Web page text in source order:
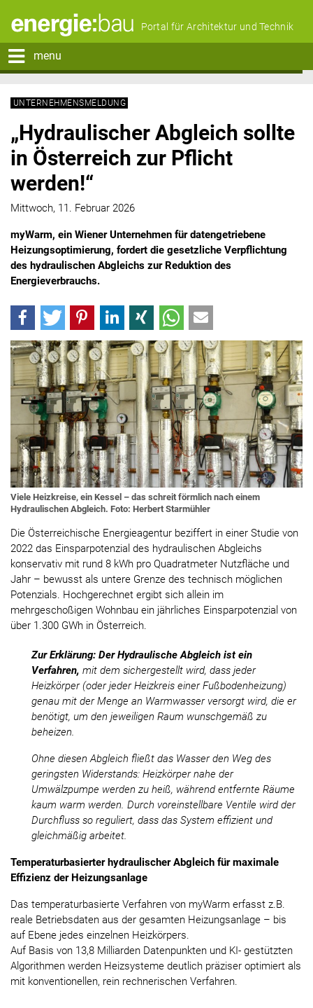
Portal für Architektur und Technik
menu
UNTERNEHMENSMELDUNG
„Hydraulischer Abgleich sollte
in Österreich zur Pflicht
werden!“
Mittwoch, 11. Februar 2026
myWarm, ein Wiener Unternehmen für datengetriebene
Heizungsoptimierung, fordert die gesetzliche Verpflichtung
des hydraulischen Abgleichs zur Reduktion des
Energieverbrauchs.
Viele Heizkreise, ein Kessel – das schreit förmlich nach einem
Hydraulischen Abgleich. Foto: Herbert Starmühler
Die Österreichische Energieagentur beziffert in einer Studie von
2022 das Einsparpotenzial des hydraulischen Abgleichs
konservativ mit rund 8 kWh pro Quadratmeter Nutzfläche und
Jahr – bewusst als untere Grenze des technisch möglichen
Potenzials. Hochgerechnet ergibt sich allein im
mehrgeschoßigen Wohnbau ein jährliches Einsparpotenzial von
über 1.300 GWh in Österreich.
Zur Erklärung: Der Hydraulische Abgleich ist ein
Verfahren, mit dem sichergestellt wird, dass jeder
Heizkörper (oder jeder Heizkreis einer Fußbodenheizung)
genau mit der Menge an Warmwasser versorgt wird, die er
benötigt, um den jeweiligen Raum wunschgemäß zu
beheizen.
Ohne diesen Abgleich fließt das Wasser den Weg des
geringsten Widerstands: Heizkörper nahe der
Umwälzpumpe werden zu heiß, während entfernte Räume
kaum warm werden. Durch voreinstellbare Ventile wird der
Durchfluss so reguliert, dass das System effizient und
gleichmäßig arbeitet.
Temperaturbasierter hydraulischer Abgleich für maximale
Effizienz der Heizungsanlage
Das temperaturbasierte Verfahren von myWarm erfasst z.B.
reale Betriebsdaten aus der gesamten Heizungsanlage – bis
auf Ebene jedes einzelnen Heizkörpers.
Auf Basis von 13,8 Milliarden Datenpunkten und KI- gestützten
Algorithmen werden Heizsysteme deutlich präziser optimiert als
mit konventionellen, rein rechnerischen Verfahren.